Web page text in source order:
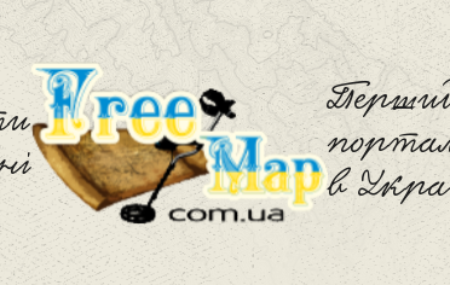
Freemap
в